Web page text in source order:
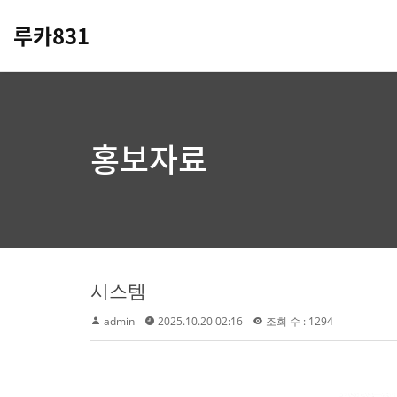
루카831
홍보자료
시스템
admin 2025.10.20 02:16 조회 수 : 1294